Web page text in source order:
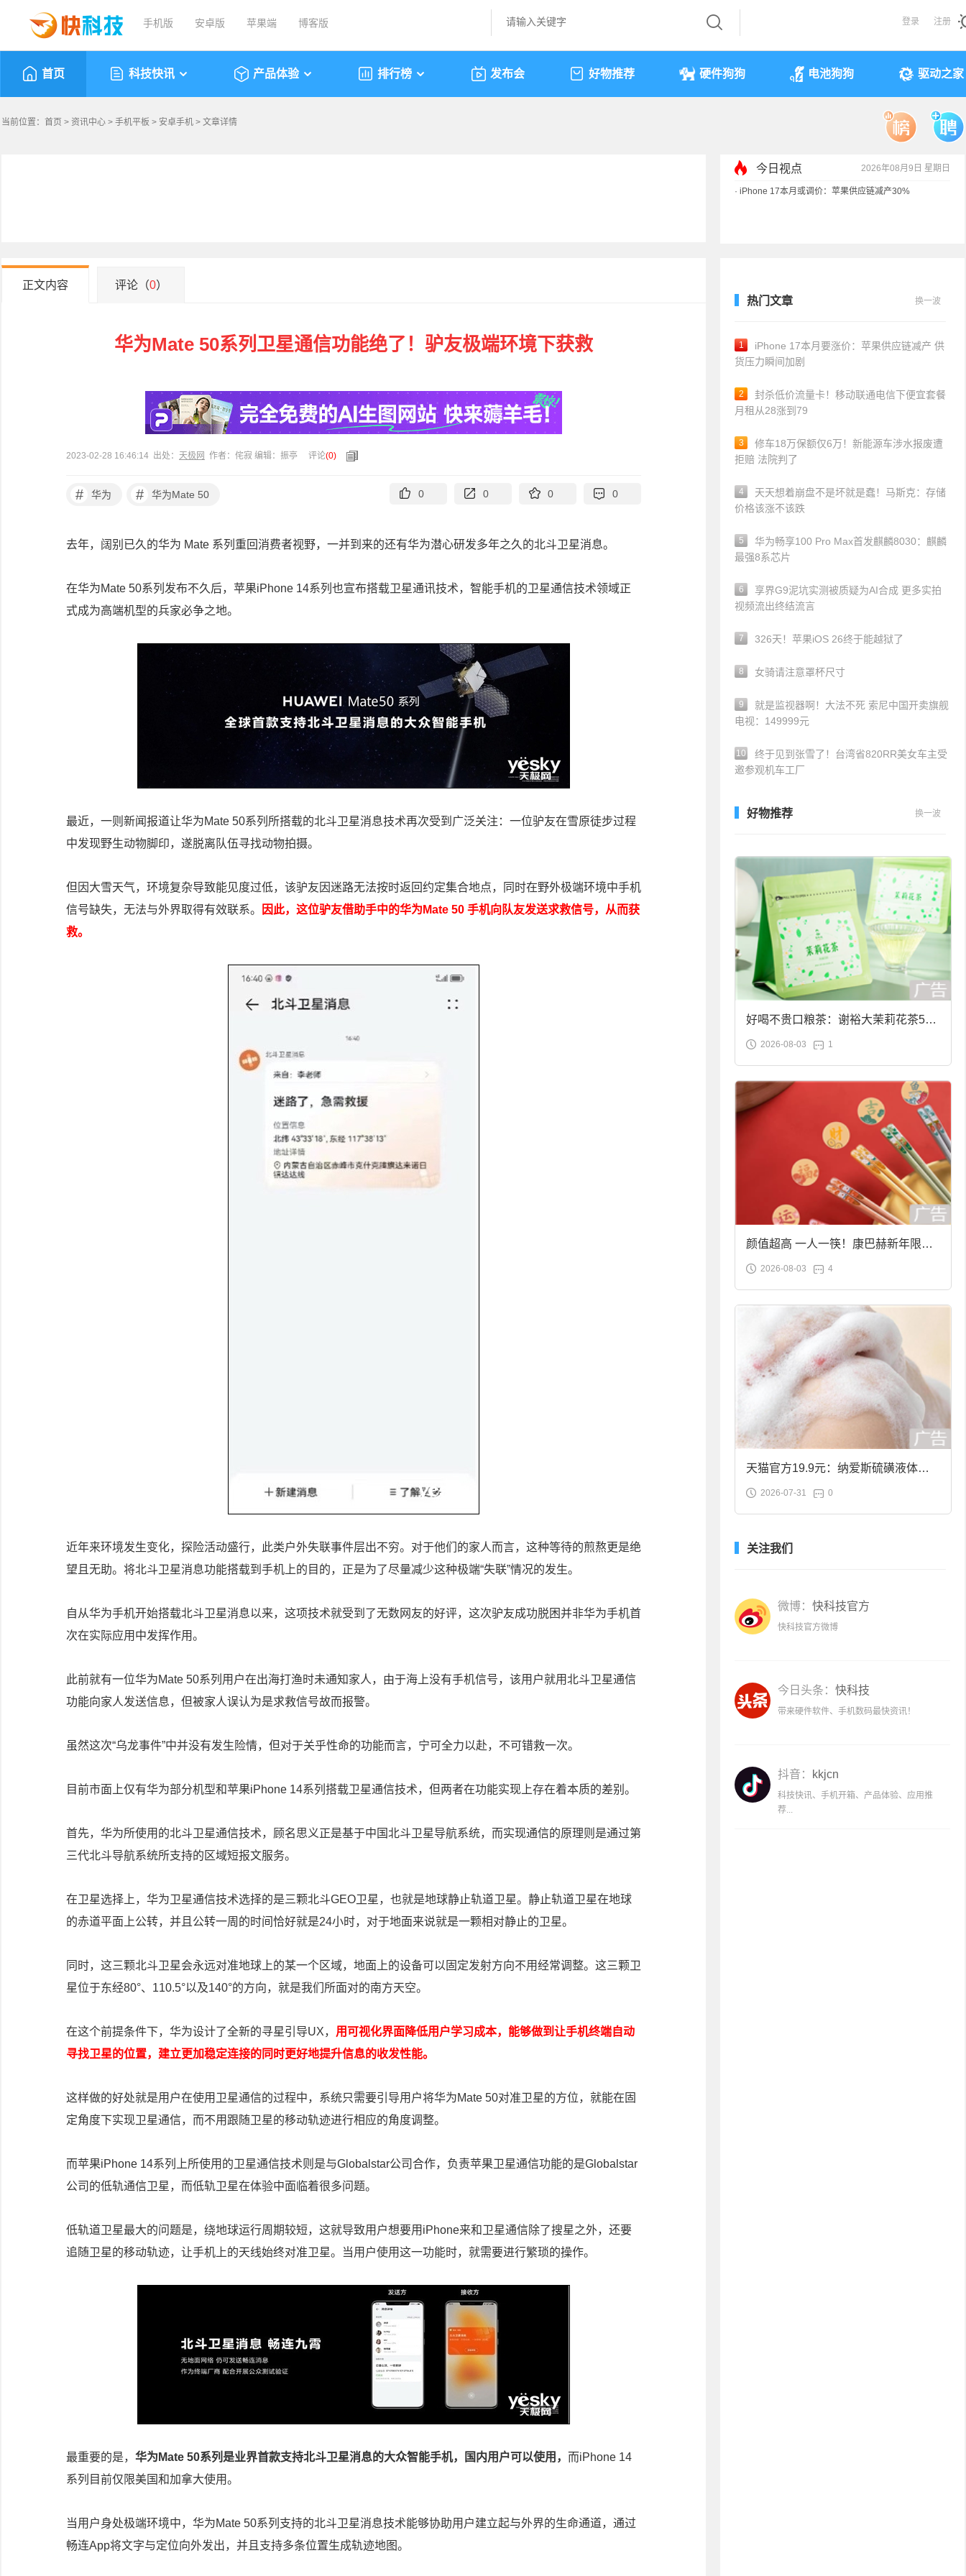
手机版 安卓版 苹果端 博客版 登录 注册
首页 科技快讯 产品体验 排行榜 发布会 好物推荐 硬件狗狗 电池狗狗 驱动之家
当前位置： 首页 > 资讯中心 > 手机平板 > 安卓手机 > 文章详情
今日视点 2026年08月9日 星期日
· iPhone 17本月或调价：苹果供应链减产30%
正文内容 评论（0）
华为Mate 50系列卫星通信功能绝了！驴友极端环境下获救
2023-02-28 16:46:14 出处： 天极网 作者：侘寂 编辑：振亭 评论(0)
# 华为 # 华为Mate 50 0 0 0 0
去年，阔别已久的华为 Mate 系列重回消费者视野，一并到来的还有华为潜心研发多年之久的北斗卫星消息。
在华为Mate 50系列发布不久后，苹果iPhone 14系列也宣布搭载卫星通讯技术，智能手机的卫星通信技术领域正
式成为高端机型的兵家必争之地。
最近，一则新闻报道让华为Mate 50系列所搭载的北斗卫星消息技术再次受到广泛关注：一位驴友在雪原徒步过程
中发现野生动物脚印，遂脱离队伍寻找动物拍摄。
但因大雪天气，环境复杂导致能见度过低，该驴友因迷路无法按时返回约定集合地点，同时在野外极端环境中手机
信号缺失，无法与外界取得有效联系。
因此，这位驴友借助手中的华为Mate 50 手机向队友发送求救信号，从而获
救。
近年来环境发生变化，探险活动盛行，此类户外失联事件层出不穷。对于他们的家人而言，这种等待的煎熬更是绝
望且无助。将北斗卫星消息功能搭载到手机上的目的，正是为了尽量减少这种极端“失联”情况的发生。
自从华为手机开始搭载北斗卫星消息以来，这项技术就受到了无数网友的好评，这次驴友成功脱困并非华为手机首
次在实际应用中发挥作用。
此前就有一位华为Mate 50系列用户在出海打渔时未通知家人，由于海上没有手机信号，该用户就用北斗卫星通信
功能向家人发送信息，但被家人误认为是求救信号故而报警。
虽然这次“乌龙事件”中并没有发生险情，但对于关乎性命的功能而言，宁可全力以赴，不可错救一次。
目前市面上仅有华为部分机型和苹果iPhone 14系列搭载卫星通信技术，但两者在功能实现上存在着本质的差别。
首先，华为所使用的北斗卫星通信技术，顾名思义正是基于中国北斗卫星导航系统，而实现通信的原理则是通过第
三代北斗导航系统所支持的区域短报文服务。
在卫星选择上，华为卫星通信技术选择的是三颗北斗GEO卫星，也就是地球静止轨道卫星。静止轨道卫星在地球
的赤道平面上公转，并且公转一周的时间恰好就是24小时，对于地面来说就是一颗相对静止的卫星。
同时，这三颗北斗卫星会永远对准地球上的某一个区域，地面上的设备可以固定发射方向不用经常调整。这三颗卫
星位于东经80°、110.5°以及140°的方向，就是我们所面对的南方天空。
在这个前提条件下，华为设计了全新的寻星引导UX， 用可视化界面降低用户学习成本，能够做到让手机终端自动
寻找卫星的位置，建立更加稳定连接的同时更好地提升信息的收发性能。
这样做的好处就是用户在使用卫星通信的过程中，系统只需要引导用户将华为Mate 50对准卫星的方位，就能在固
定角度下实现卫星通信，而不用跟随卫星的移动轨迹进行相应的角度调整。
而苹果iPhone 14系列上所使用的卫星通信技术则是与Globalstar公司合作，负责苹果卫星通信功能的是Globalstar
公司的低轨通信卫星，而低轨卫星在体验中面临着很多问题。
低轨道卫星最大的问题是，绕地球运行周期较短，这就导致用户想要用iPhone来和卫星通信除了搜星之外，还要
追随卫星的移动轨迹，让手机上的天线始终对准卫星。当用户使用这一功能时，就需要进行繁琐的操作。
最重要的是， 华为Mate 50系列是业界首款支持北斗卫星消息的大众智能手机，国内用户可以使用， 而iPhone 14
系列目前仅限美国和加拿大使用。
当用户身处极端环境中，华为Mate 50系列支持的北斗卫星消息技术能够协助用户建立起与外界的生命通道，通过
畅连App将文字与定位向外发出，并且支持多条位置生成轨迹地图。
热门文章 换一波
1
iPhone 17本月要涨价：苹果供应链减产 供
货压力瞬间加剧
2
封杀低价流量卡！移动联通电信下便宜套餐
月租从28涨到79
3
修车18万保额仅6万！新能源车涉水报废遭
拒赔 法院判了
4
天天想着崩盘不是坏就是蠢！马斯克：存储
价格该涨不该跌
5
华为畅享100 Pro Max首发麒麟8030：麒麟
最强8系芯片
6
享界G9泥坑实测被质疑为AI合成 更多实拍
视频流出终结流言
7 326天！苹果iOS 26终于能越狱了
8 女骑请注意罩杯尺寸
9
就是监视器啊！大法不死 索尼中国开卖旗舰
电视：149999元
10
终于见到张雪了！台湾省820RR美女车主受
邀参观机车工厂
好物推荐 换一波
好喝不贵口粮茶：谢裕大茉莉花茶50g
袋装9.9元到手
2026-08-03 1
颜值超高 一人一筷！康巴赫新年限定
合金筷子大促：19.9元
2026-08-03 4
天猫官方19.9元：纳爱斯硫磺液体香
皂2斤大促
2026-07-31 0
关注我们
微博： 快科技官方
快科技官方微博
今日头条： 快科技
带来硬件软件、手机数码最快资讯！
抖音： kkjcn
科技快讯、手机开箱、产品体验、应用推
荐...